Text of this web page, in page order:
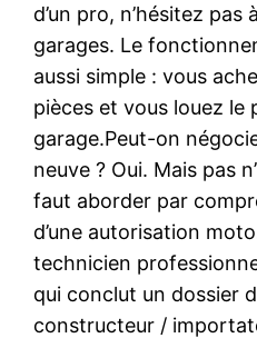
d’un pro, n’hésitez pas
garages. Le
aussi simple : vous
pièces et vous louez le
garage.Peut-on
neuve ? Oui. Mais pas
faut aborder par
d’une autorisation
technicien
qui conclut un dossier
constructeur /